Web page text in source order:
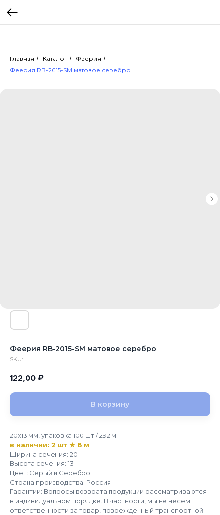
Главная / Каталог / Феерия /
Феерия RB-2015-SM матовое серебро
Феерия RB-2015-SM матовое серебро
SKU:
122,00 ₽
В корзину
20x13 мм, упаковка 100 шт / 292 м
в наличии: 2 шт ★ 8 м
Ширина сечения: 20
Высота сечения: 13
Цвет: Серый и Серебро
Страна производства: Россия
Гарантии: Вопросы возврата продукции рассматриваются
в индивидуальном порядке. В частности, мы не несем
ответственности за товар, поврежденный транспортной